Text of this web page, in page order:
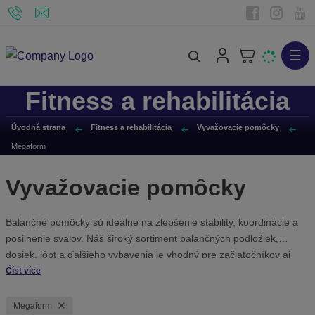
h
ľ
a
v
n
i
☰
Fitness a rehabilitácia
Úvodná strana Fitness a rehabilitácia Vyvažovacie pomôcky
Megaform
Vyvažovacie pomôcky
Balančné pomôcky sú ideálne na zlepšenie stability, koordinácie a
posilnenie svalov. Náš široký sortiment balančných podložiek,
dosiek, lôpt a ďalšieho vybavenia je vhodný pre začiatočníkov aj
pokročilých športovcov. Pomôcky môžete používať pri cvičení doma,
výrobkov, ktoré vám pomôžu dosiahnuť lepšiu rovnováhu a celkovú
Číst více
Megaform